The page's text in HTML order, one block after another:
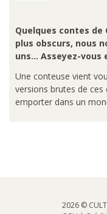
Quelques contes
plus obscurs, nous
uns… Asseyez-vous
Une conteuse vient
versions brutes de ces
emporter dans un
2026 ©